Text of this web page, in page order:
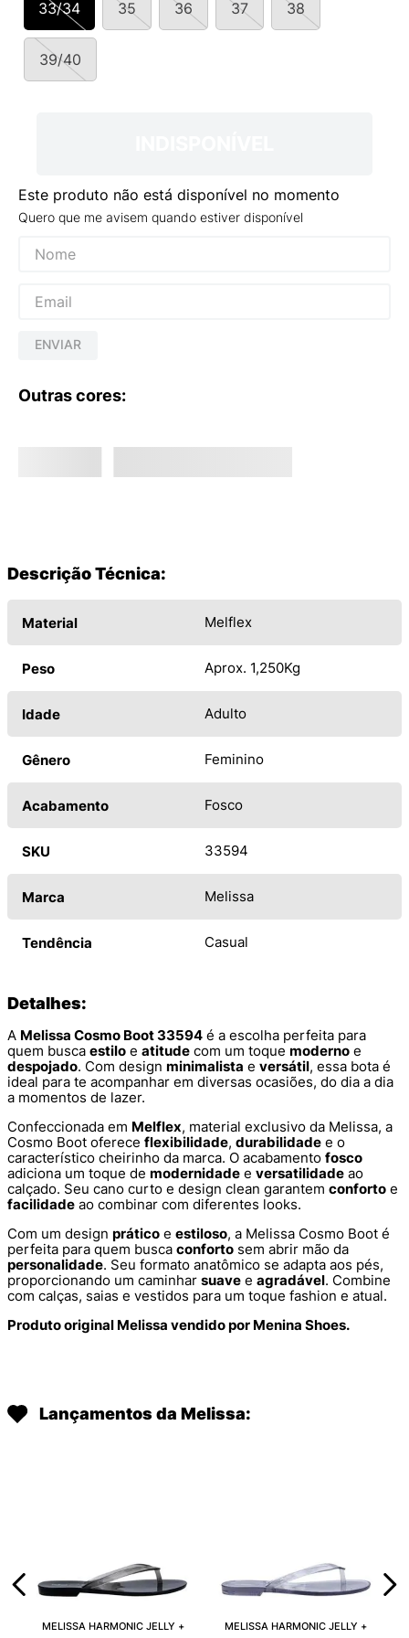
33/34 35 36 37 38
39/40
Este produto não está disponível no momento
Quero que me avisem quando estiver disponível
ENVIAR
Outras cores:
Descrição Técnica:
Material Melflex
Peso Aprox. 1,250Kg
Idade Adulto
Gênero Feminino
Acabamento Fosco
SKU 33594
Marca Melissa
Tendência Casual
Detalhes:
A Melissa Cosmo Boot 33594 é a escolha perfeita para
quem busca estilo e atitude com um toque moderno e
despojado. Com design minimalista e versátil, essa bota é
ideal para te acompanhar em diversas ocasiões, do dia a dia
a momentos de lazer.
Confeccionada em Melflex, material exclusivo da Melissa, a
Cosmo Boot oferece flexibilidade, durabilidade e o
característico cheirinho da marca. O acabamento fosco
adiciona um toque de modernidade e versatilidade ao
calçado. Seu cano curto e design clean garantem conforto e
facilidade ao combinar com diferentes looks.
Com um design prático e estiloso, a Melissa Cosmo Boot é
perfeita para quem busca conforto sem abrir mão da
personalidade. Seu formato anatômico se adapta aos pés,
proporcionando um caminhar suave e agradável. Combine
com calças, saias e vestidos para um toque fashion e atual.
Produto original Melissa vendido por Menina Shoes.
Lançamentos da Melissa:
MELISSA HARMONIC JELLY +
MELISSA HARMONIC JELLY +
º
VANS TÊNIS VANS ULTRARANGE
10º NEW BALANCE 204L